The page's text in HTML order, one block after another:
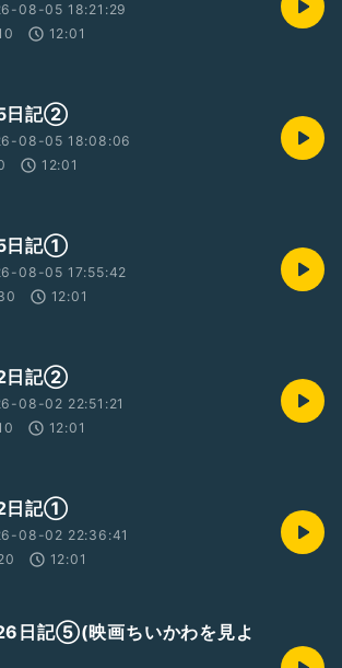
08-05 18:21:29
12:01
日記②
08-05 18:08:06
12:01
日記①
08-05 17:55:42
12:01
日記②
08-02 22:51:21
12:01
日記①
08-02 22:36:41
12:01
日記⑤(映画ちいかわを見よ